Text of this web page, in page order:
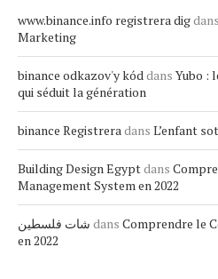
www.binance.info registrera digdans
Marketing
binance odkazov'y kóddans Yubo :
qui séduit la génération
binance Registreradans L’enfant
Building Design Egyptdans
Management System en 2022
شات فلسطين dans Comprendre le
en 2022